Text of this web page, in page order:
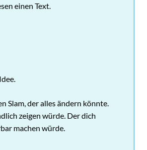
einen Text.
Slam, der alles ändern könnte.
zeigen würde. Der dich
machen würde.